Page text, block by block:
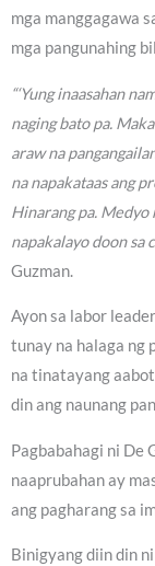
mga manggagawa
mga pangunahing
“‘Yung inaasahan
naging bato pa.
araw na
na napakataas ang
Hinarang pa. Medyo
napakalayo doon sa
Guzman.
Ayon sa labor
tunay na halaga ng
na tinatayang
din ang naunang
Pagbabahagi ni De
naaprubahan ay
ang pagharang sa
Binigyang diin din